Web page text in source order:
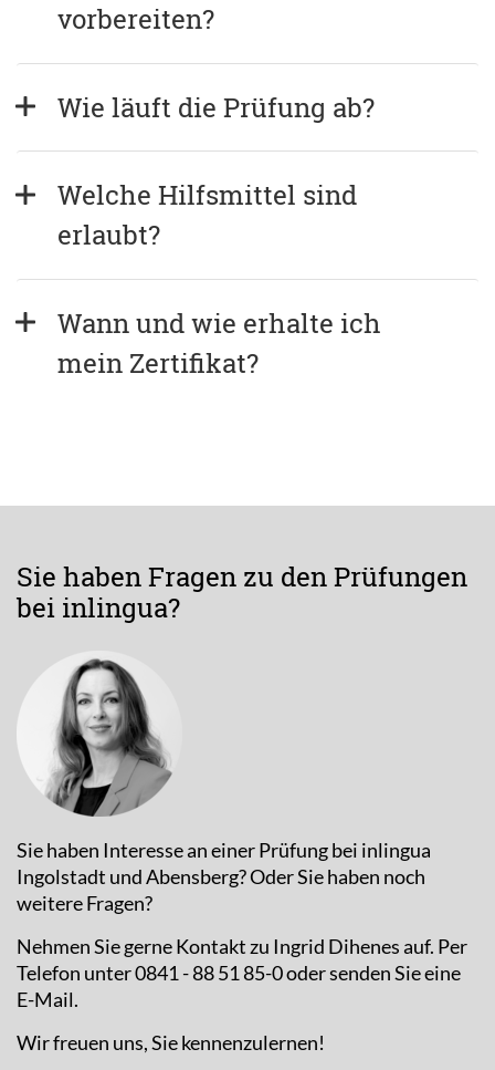
vorbereiten?
Wie läuft die Prüfung ab?
Welche Hilfsmittel sind
erlaubt?
Wann und wie erhalte ich
mein Zertifikat?
Sie haben Fragen zu den Prüfungen
bei inlingua?
Sie haben Interesse an einer Prüfung bei inlingua
Ingolstadt und Abensberg? Oder Sie haben noch
weitere Fragen?
Nehmen Sie gerne Kontakt zu Ingrid Dihenes auf. Per
Telefon unter 0841 - 88 51 85-0 oder senden Sie eine
E-Mail.
Wir freuen uns, Sie kennenzulernen!